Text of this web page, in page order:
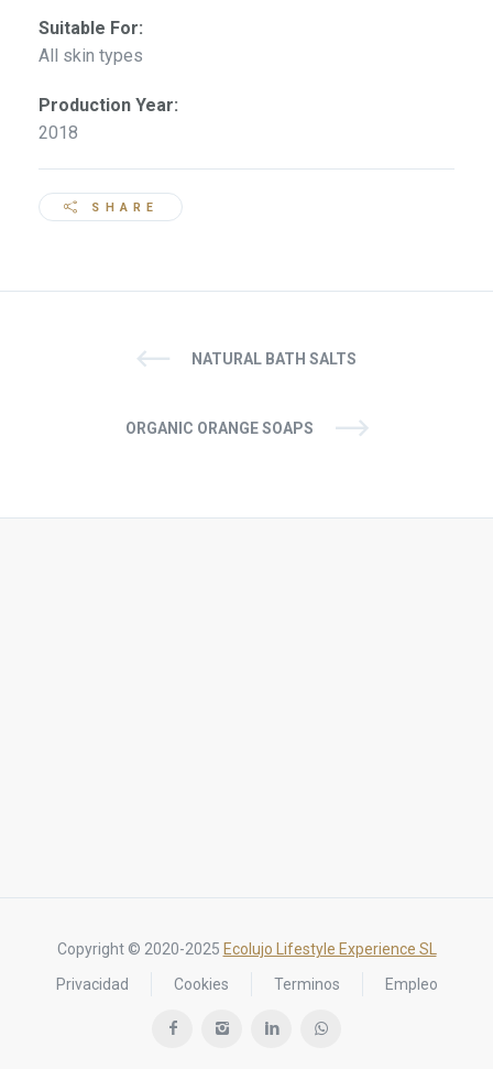
Suitable For:
All skin types
Production Year:
2018
SHARE
NATURAL BATH SALTS
ORGANIC ORANGE SOAPS
Copyright © 2020-2025 Ecolujo Lifestyle Experience SL
Privacidad
Cookies Terminos Empleo